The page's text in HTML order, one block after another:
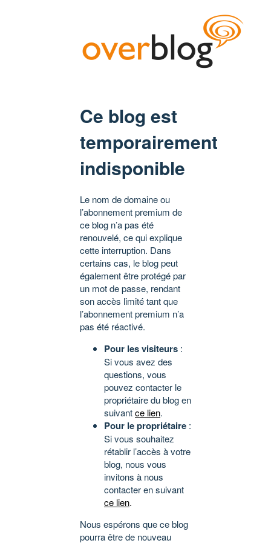
Ce blog est
temporairement
indisponible
Le nom de domaine ou
l’abonnement premium de
ce blog n’a pas été
renouvelé, ce qui explique
cette interruption. Dans
certains cas, le blog peut
également être protégé par
un mot de passe, rendant
son accès limité tant que
l’abonnement premium n’a
pas été réactivé.
Pour les visiteurs :
Si vous avez des
questions, vous
pouvez contacter le
propriétaire du blog en
suivantce lien.
Pour le propriétaire :
Si vous souhaitez
rétablir l’accès à votre
blog, nous vous
invitons à nous
contacter en suivant
ce lien.
Nous espérons que ce blog
pourra être de nouveau